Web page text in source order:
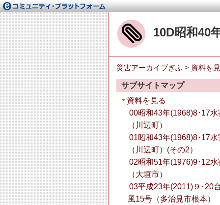
10D昭和40
災害アーカイブぎふ > 資料を
サブサイトマップ
資料を見る
00昭和43年(1968)8･17水
（川辺町）
01昭和43年(1968)8･17水
（川辺町）(その2）
02昭和51年(1976)9･12水
（大垣市）
03平成23年(2011)９･20台
風15号（多治見市根本）